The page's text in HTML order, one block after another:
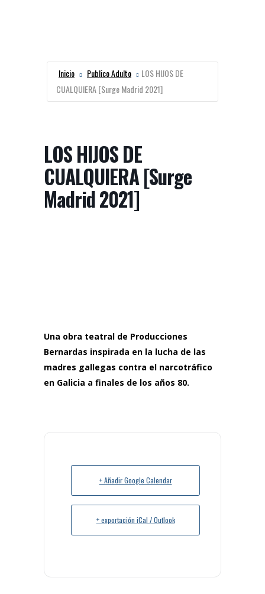
Inicio Publico Adulto
LOS HIJOS DE
CUALQUIERA [Surge Madrid 2021]
LOS HIJOS DE
CUALQUIERA [Surge
Madrid 2021]
Una obra teatral de Producciones
Bernardas inspirada en la lucha de las
madres gallegas contra el narcotráfico
en Galicia a finales de los años 80.
+ Añadir Google Calendar
+ exportación iCal / Outlook